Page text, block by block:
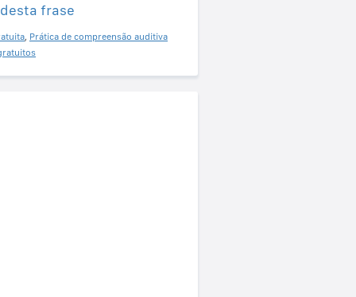
frase
, Prática de compreensão auditiva